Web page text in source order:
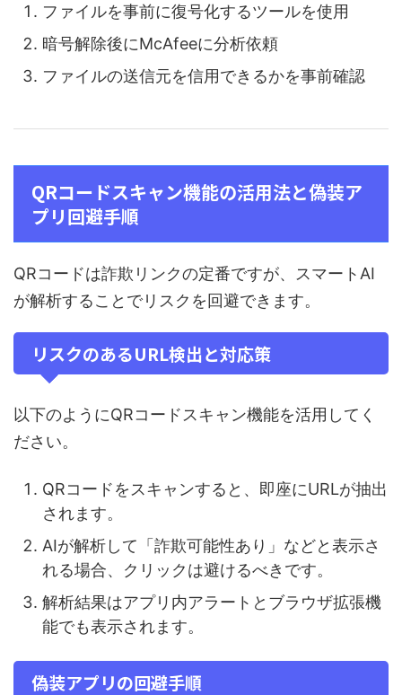
ファイルを事前に復号化するツールを使用
暗号解除後にMcAfeeに分析依頼
ファイルの送信元を信用できるかを事前確認
QRコードスキャン機能の活用法と偽装ア
プリ回避手順
QRコードは詐欺リンクの定番ですが、スマートAI
が解析することでリスクを回避できます。
リスクのあるURL検出と対応策
以下のようにQRコードスキャン機能を活用してく
ださい。
QRコードをスキャンすると、即座にURLが抽出
されます。
AIが解析して「詐欺可能性あり」などと表示さ
れる場合、クリックは避けるべきです。
解析結果はアプリ内アラートとブラウザ拡張機
能でも表示されます。
偽装アプリの回避手順